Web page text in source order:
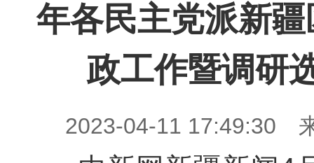
年各民主党派新
政工作暨调研
2023-04-11 17:49:30